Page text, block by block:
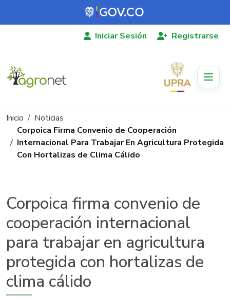
Pasar al contenido principal
Iniciar Sesión Registrarse
Ruta de navegación
Inicio
Noticias
Corpoica Firma Convenio de Cooperación
Internacional Para Trabajar En Agricultura Protegida
Con Hortalizas de Clima Cálido
Corpoica firma convenio de
cooperación internacional
para trabajar en agricultura
protegida con hortalizas de
clima cálido